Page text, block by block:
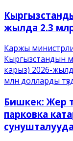
жылда 2.3
Каржы
Кыргызстандын
карыз) 2026-
млн долларды
Бишкек: Жер
парковка
сунушталууда